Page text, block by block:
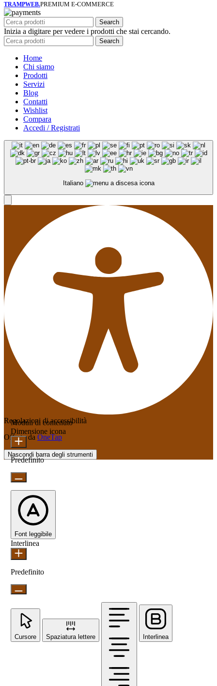
TRAMPWEB.PREMIUM E-COMMERCE
Search
Inizia a digitare per vedere i prodotti che stai cercando.
Search
Home
Chi siamo
Prodotti
Servizi
Blog
Contatti
Wishlist
Compara
Accedi / Registrati
Italiano
Regolazioni di accessibilità
Offerto da OneTap
Nascondi barra degli strumenti
Moduli di contenuto
Dimensione icona
Predefinito
Font leggibile
Interlinea
Predefinito
Cursore Spaziatura lettere Interlinea